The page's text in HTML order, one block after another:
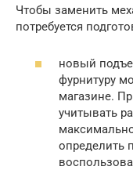
Чтобы заменить
потребуется
новый
фурнитуру
магазине.
учитывать
определить